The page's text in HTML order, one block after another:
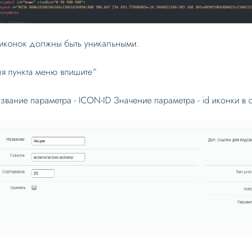
должны быть уникальными.
пункта меню впишите^
параметра - ICON-ID Значение параметра - id иконки в